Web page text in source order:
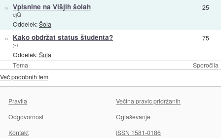
Tema Sporočila
» Vpisnine na Višjih šolah
ejQ
Oddelek:Šola
25
» Kako obdržat status študenta?
;-)
Oddelek:Šola
75
Več podobnih tem
Pravila
Večina pravic pridržanih
Odgovornost
Oglaševanje
Kontakt
ISSN 1581-0186